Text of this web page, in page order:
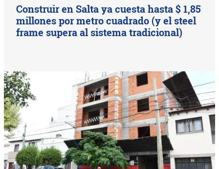
Construir en Salta ya cuesta hasta $ 1,85
millones por metro cuadrado (y el steel
frame supera al sistema tradicional)